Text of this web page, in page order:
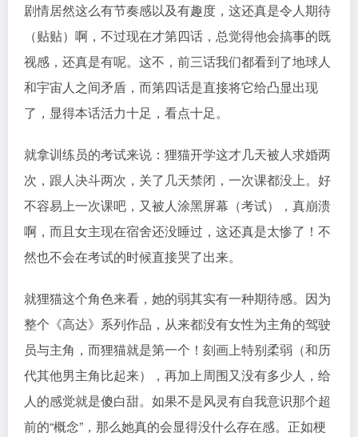
剧情居然这么有节奏感以及有趣度，这还真是令人期待
（贴贴）啊，不过现在才第四话，总觉得他会搞事的既
视感，还真是有呢。这不，前三话我们都看到了地球人
和宇宙人之间矛盾，而第四话是直接将它给凸显出现
了，显得本话活力十足，看点十足。
就拿训练员的考试来说：狸猫开学这才几天被人求婚两
次，跟人决斗两次，关了几天禁闭，一次课都没上。好
不容易上一次课吧，又被人涂黑屏幕（考试），真崩溃
啊，而且女主现在宿舍还没睡过，这还真是太惨了！不
然也不会在考试的时候直接哭了出来。
就狸猫这个角色来看，她的弱其实有一种期待感。因为
整个《高达》系列作品，从来都没有女性为主角的驾驶
员与主角，而狸猫就是第一个！刻画上特别柔弱（和历
代其他男主角比起来），再加上周围又没有多少人，给
人的感觉就是傻白甜。如果不是风灵有自我意识那个超
前的“概念”，那么她真的会显得没什么存在感。正如梗